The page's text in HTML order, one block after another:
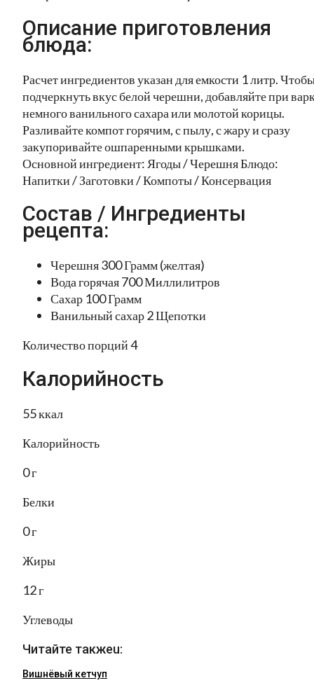
Описание приготовления
блюда:
Расчет ингредиентов указан для емкости 1 литр.
подчеркнуть вкус белой черешни, добавляйте при
немного ванильного сахара или молотой корицы.
Разливайте компот горячим, с пылу, с жару и сразу
закупоривайте ошпаренными крышками.
Основной ингредиент: Ягоды / Черешня Блюдо:
Напитки / Заготовки / Компоты / Консервация
Состав / Ингредиенты
рецепта:
Черешня 300 Грамм (желтая)
Вода горячая 700 Миллилитров
Сахар 100 Грамм
Ванильный сахар 2 Щепотки
Количество порций 4
Калорийность
55 ккал
Калорийность
0 г
Белки
0 г
Жиры
12 г
Углеводы
Читайте такжеu:
Вишнёвый кетчуп